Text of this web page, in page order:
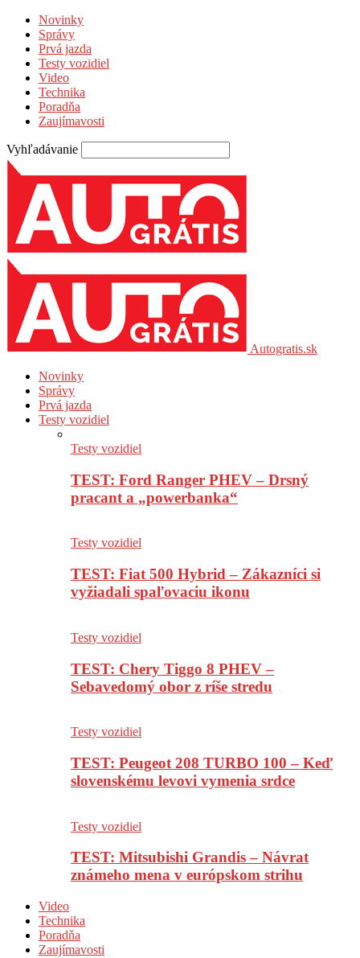
Novinky
Správy
Prvá jazda
Testy vozidiel
Video
Technika
Poradňa
Zaujímavosti
Vyhľadávanie
Autogratis.sk
Novinky
Správy
Prvá jazda
Testy vozidiel
Testy vozidiel
TEST: Ford Ranger PHEV – Drsný
pracant a „powerbanka“
Testy vozidiel
TEST: Fiat 500 Hybrid – Zákazníci si
vyžiadali spaľovaciu ikonu
Testy vozidiel
TEST: Chery Tiggo 8 PHEV –
Sebavedomý obor z ríše stredu
Testy vozidiel
TEST: Peugeot 208 TURBO 100 – Keď
slovenskému levovi vymenia srdce
Testy vozidiel
TEST: Mitsubishi Grandis – Návrat
známeho mena v európskom strihu
Video
Technika
Poradňa
Zaujímavosti